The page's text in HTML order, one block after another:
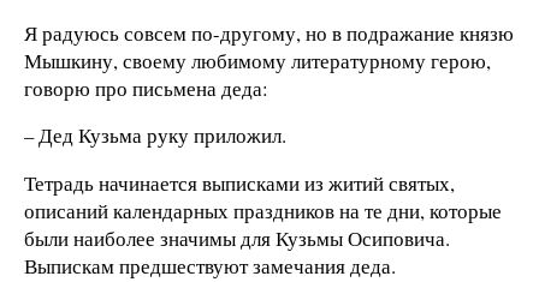
Я радуюсь совсем по-другому, но в подражание князю
Мышкину, своему любимому литературному герою,
говорю про письмена деда:
– Дед Кузьма руку приложил.
Тетрадь начинается выписками из житий святых,
описаний календарных праздников на те дни, которые
были наиболее значимы для Кузьмы Осиповича.
Выпискам предшествуют замечания деда.